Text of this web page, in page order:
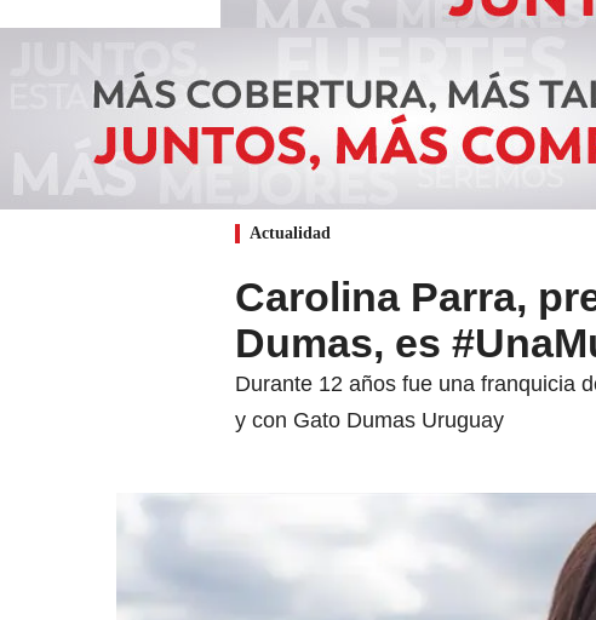
Actualidad
Carolina Parra,
Dumas, es
Durante 12 años fue una franquicia
y con Gato Dumas Uruguay